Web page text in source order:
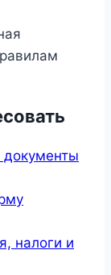
налоги и